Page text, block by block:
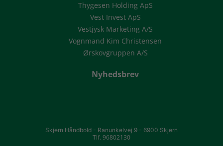
Thygesen Holding ApS
Vest Invest ApS
Vestjysk Marketing A/S
Vognmand Kim Christensen
Ørskovgruppen A/S
Nyhedsbrev
Skjern Håndbold - Ranunkelvej 9 - 6900 Skjern
Tlf. 96802130